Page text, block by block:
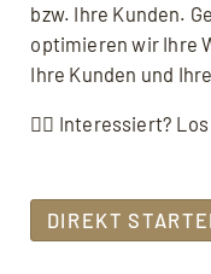
bzw. Ihre Kunden.
optimieren wir Ihre
Ihre Kunden und
👉🏼 Interessiert?
DIREKT